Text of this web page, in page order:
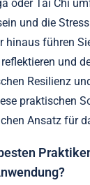
oder Tai Chi
und die
hinaus führen
und
Resilienz
praktischen
Ansatz für